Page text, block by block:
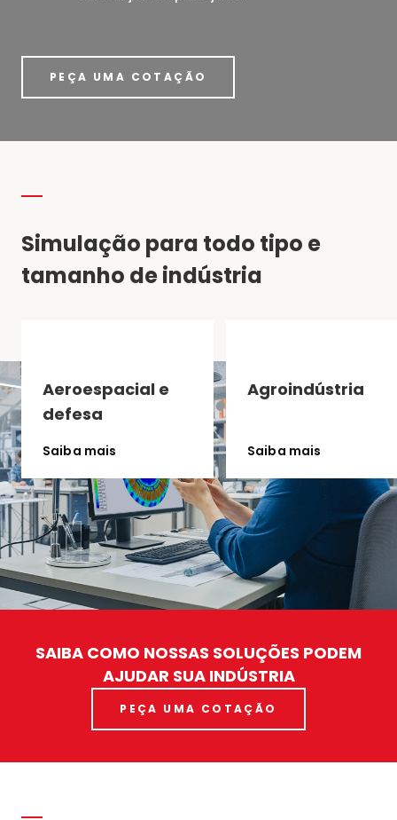
PEÇA UMA COTAÇÃO
Simulação para todo tipo e
tamanho de indústria
Aeroespacial e
defesa
Saiba mais
Agroindústria
Saiba mais
SAIBA COMO NOSSAS SOLUÇÕES PODEM
AJUDAR SUA INDÚSTRIA
PEÇA UMA COTAÇÃO